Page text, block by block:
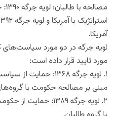
آمریکا.
لویه جرگه در دو مورد
مورد تایید قرار داده است:
مبنی بر مصالحه حکومت با
۲. لویه جرگه ۱۳۸۹: